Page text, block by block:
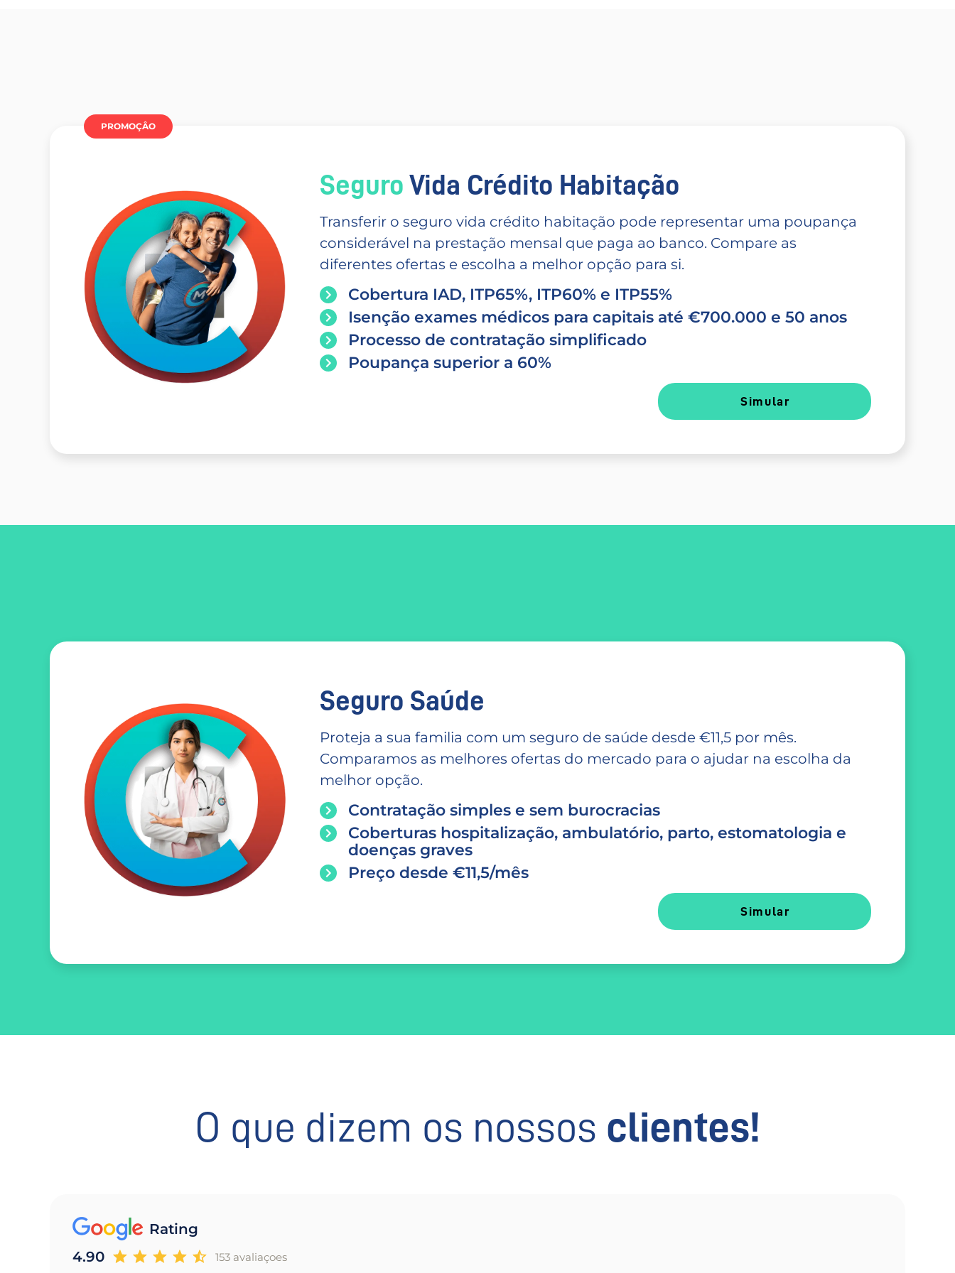
PROMOÇÂO
Seguro Vida Crédito Habitação
Transferir o seguro vida crédito habitação pode representar uma poupança
considerável na prestação mensal que paga ao banco. Compare as
diferentes ofertas e escolha a melhor opção para si.
Cobertura IAD, ITP65%, ITP60% e ITP55%
Isenção exames médicos para capitais até €700.000 e 50 anos
Processo de contratação simplificado
Poupança superior a 60%
Simular
Seguro Saúde
Proteja a sua familia com um seguro de saúde desde €11,5 por mês.
Comparamos as melhores ofertas do mercado para o ajudar na escolha da
melhor opção.
Contratação simples e sem burocracias
Coberturas hospitalização, ambulatório, parto, estomatologia e
doenças graves
Preço desde €11,5/mês
Simular
O que dizem os nossos clientes!
Rating
4.90
153 avaliaçoes